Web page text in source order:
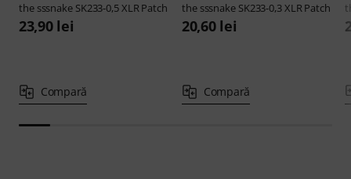
the sssnake SK233-0,5 XLR Patch
23,90 lei
Compară
the sssnake SK233-0,3 XLR Patch
20,60 lei
Compară